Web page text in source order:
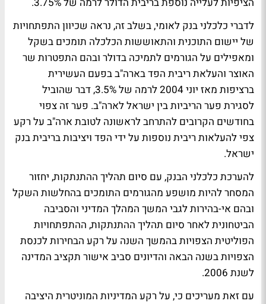
לדברי כלכלני בנק לאומי, בשלב זה, נראה שכיוון התפתחויות
של יישום התוכנית והתאוששות הכלכלה תומכים בשקל
ומאפילים על הגורמים לתמיכה בדולר ובהם התפטרות שר
האוצר והעלאת ריבית הפד בארה"ב בפעם העשירית
ברציפות מאז יוני 2004 לרמה של 3.5%, דבר שהוביל
לסגירת פער הריביות בין ישראל לארה"ב. פער זה צפוי
בחודשים הקרובים להתרחב לראשונה לטובת ארה"ב על רקע
צפי להעלאות ריבית נוספות על ידי הפד ויציבות בריבית בנק
ישראל.
להערכת כלכלני הבנק, עם סיום תהליך ההתנתקות, יחזור
המסחר להיות מושפע מהגורמים התומכים בהחלשות השקל
ובהם אי-בהירות לגבי המשך המהלך המדיני והסביבה
הביטחונית לאחר סיום תהליך ההתנתקות, ההתפתחויות
הפוליטית הצפויות בהמשך השנה על רקע הבחירות לכנסת
הצפויות בשנה הבאה והדיונים סביב אישור תקציב המדינה
לשנת 2006.
עם זאת מעריכים כי, על רקע המדיניות המוניטרית היציבה